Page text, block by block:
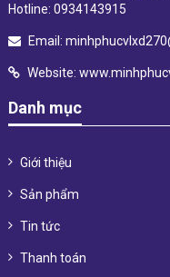
Hotline: 0934143915
Email:
Website:
Danh mục
Giới thiệu
Sản phẩm
Tin tức
Thanh toán